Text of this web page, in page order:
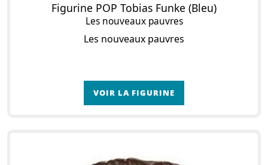
Figurine POP Tobias Funke (Bleu)
Les nouveaux pauvres
Les nouveaux pauvres
VOIR LA FIGURINE